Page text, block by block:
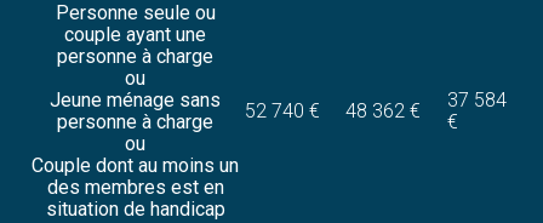
Personne seule ou
couple ayant une
personne à charge
ou
Jeune ménage sans
personne à charge
ou
Couple dont au moins un
des membres est en
situation de handicap
52 740 € 48 362 €
37 584
€